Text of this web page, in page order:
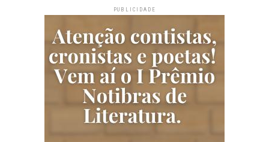
PUBLICIDADE